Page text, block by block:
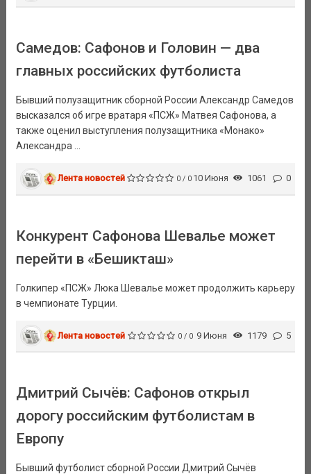
Самедов: Сафонов и Головин — два
главных российских футболиста
Бывший полузащитник сборной России Александр Самедов
высказался об игре вратаря «ПСЖ» Матвея Сафонова, а
также оценил выступления полузащитника «Монако»
Александра ...
Лента новостей 0 / 0 10 Июня 1061 0
Конкурент Сафонова Шевалье может
перейти в «Бешикташ»
Голкипер «ПСЖ» Люка Шевалье может продолжить карьеру
в чемпионате Турции.
Лента новостей 0 / 0 9 Июня 1179 5
Дмитрий Сычёв: Сафонов открыл
дорогу российским футболистам в
Европу
Бывший футболист сборной России Дмитрий Сычёв